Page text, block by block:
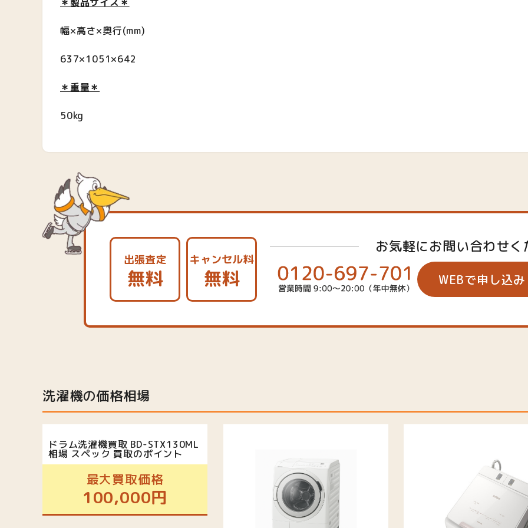
幅×高さ×奥行(mm)
637×1051×642
＊重量＊
50kg
出張査定
無料
キャンセル料
無料
お気軽にお問い合わせく
WEBで申し込み
洗濯機の価格相場
ドラム洗濯機買取 BD-STX130ML
相場 スペック 買取のポイント
最大買取価格
100,000円